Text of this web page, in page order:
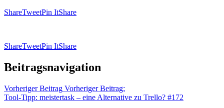
ShareTweetPin ItShare
ShareTweetPin ItShare
Beitragsnavigation
Vorheriger Beitrag Vorheriger Beitrag:
Tool-Tipp: meistertask – eine Alternative zu Trello? #172